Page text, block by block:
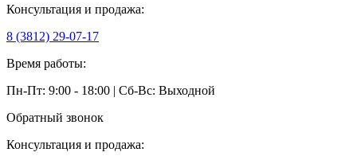
Консультация и продажа:
8 (3812) 29-07-17
Время работы:
Пн-Пт: 9:00 - 18:00 | Сб-Вс: Выходной
Обратный звонок
Консультация и продажа: